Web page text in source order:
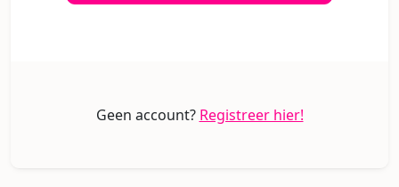
Geen account? Registreer hier!